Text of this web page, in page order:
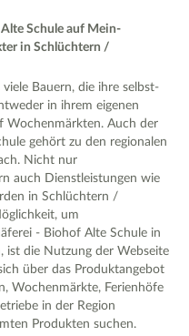
Schule auf Mein-
in Schlüchtern /
Bauern, die ihre selbst-
in ihrem eigenen
Wochenmärkten. Auch der
gehört zu den regionalen
Nicht nur
auch Dienstleistungen wie
in Schlüchtern /
um
- Biohof Alte Schule in
ist die Nutzung der Webseite
über das Produktangebot
Wochenmärkte, Ferienhöfe
in der Region
Produkten suchen.